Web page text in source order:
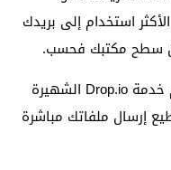
استخدام إلى بريدك
سطح مكتبك فحسب.
بالإضافة إلى كل هذا، فالبرنامج يدعم خدمة Drop.io الشهيرة
إرسال ملفاتك مباشرة